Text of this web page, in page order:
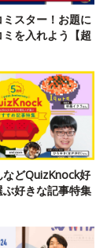
ミスター！お題に
を入れよう【超
どQuizKnock好
ぶ好きな記事特集